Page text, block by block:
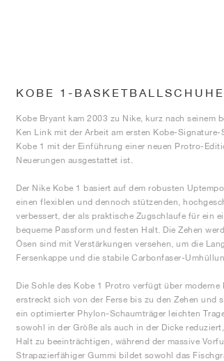
KOBE 1-BASKETBALLSCHUHE
Kobe Bryant kam 2003 zu Nike, kurz nach seinem
Ken Link mit der Arbeit am ersten Kobe-
Kobe 1 mit der Einführung einer neuen Protro-
Neuerungen ausgestattet ist.
Der Nike Kobe 1 basiert auf dem robusten
einen flexiblen und dennoch stützenden,
verbessert, der als praktische Zugschlaufe für ein
bequeme Passform und festen Halt. Die Zehen
Ösen sind mit Verstärkungen versehen, um die
Fersenkappe und die stabile Carbonfaser-
Die Sohle des Kobe 1 Protro verfügt über
erstreckt sich von der Ferse bis zu den Zehen
ein optimierter Phylon-Schaumträger leichten
sowohl in der Größe als auch in der Dicke
Halt zu beeinträchtigen, während der massive
Strapazierfähiger Gummi bildet sowohl das